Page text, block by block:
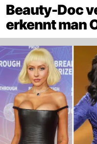
Beauty-Doc
erkennt man